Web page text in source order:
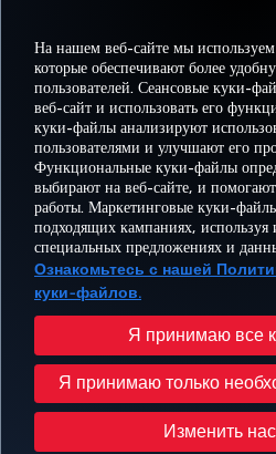
На нашем веб-сайте мы
которые обеспечивают более
пользователей. Сеансовые куки-
веб-сайт и использовать его
куки-файлы анализируют
пользователями и улучшают его
Функциональные куки-файлы
выбирают на веб-сайте, и
работы. Маркетинговые куки-
подходящих кампаниях,
специальных предложениях и
Ознакомьтесь с нашей
куки-файлов.
Я принимаю все
Я принимаю только
Изменить
Facebook
TwitterInstagram
БРОНИРУЙТЕ И
УПРАВЛЯЙТЕ
БРОНИРОВАНИЕМ
ВПЕЧАТЛЕНИЕ
Изменить настройки куки-файлов План
Права субъектов
© Turkish Airlines, 1996